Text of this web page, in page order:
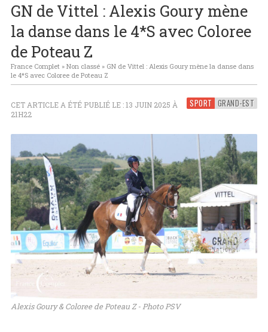
indoor reviennent le 23 Janvier 2027 !
GN de Vittel : Alexis Goury mène
la danse dans le 4*S avec Coloree
de Poteau Z
France Complet» Non classé» GN de Vittel : Alexis Goury mène la danse dans
le 4*S avec Coloree de Poteau Z
SPORT GRAND-EST
CET ARTICLE A ÉTÉ PUBLIÉ LE : 13 JUIN 2025 À
21H22
Alexis Goury & Coloree de Poteau Z - Photo PSV